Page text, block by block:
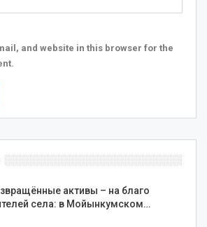
and website in this browser for the
активы – на благо
села: в Мойынкумском…